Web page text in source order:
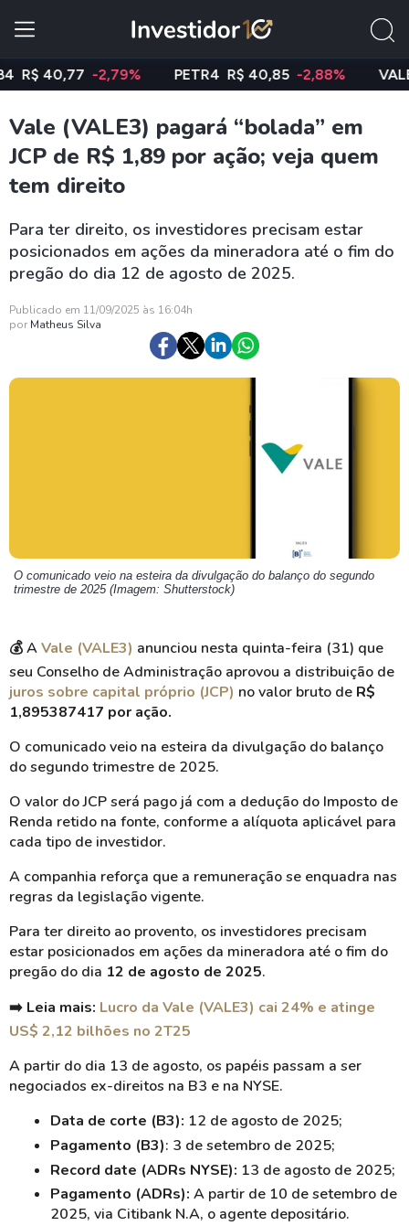
40,77 -2,79% PETR4 R$ 40,85 -2,88% VALE3
Vale (VALE3) pagará “bolada” em
JCP de R$ 1,89 por ação; veja quem
tem direito
Para ter direito, os investidores precisam estar
posicionados em ações da mineradora até o fim do
pregão do dia 12 de agosto de 2025.
Publicado em 11/09/2025 às 16:04h
por Matheus Silva
O comunicado veio na esteira da divulgação do balanço do segundo
trimestre de 2025 (Imagem: Shutterstock)
💰AVale (VALE3) anunciou nesta quinta-feira (31) que
seu Conselho de Administração aprovou a distribuição de
juros sobre capital próprio (JCP) no valor bruto de R$
1,895387417 por ação.
O comunicado veio na esteira da divulgação do balanço
do segundo trimestre de 2025.
O valor do JCP será pago já com a dedução do Imposto de
Renda retido na fonte, conforme a alíquota aplicável para
cada tipo de investidor.
A companhia reforça que a remuneração se enquadra nas
regras da legislação vigente.
Para ter direito ao provento, os investidores precisam
estar posicionados em ações da mineradora até o fim do
pregão do dia 12 de agosto de 2025.
➡️ Leia mais: Lucro da Vale (VALE3) cai 24% e atinge
US$ 2,12 bilhões no 2T25
A partir do dia 13 de agosto, os papéis passam a ser
negociados ex-direitos na B3 e na NYSE.
Data de corte (B3): 12 de agosto de 2025;
Pagamento (B3): 3 de setembro de 2025;
Record date (ADRs NYSE): 13 de agosto de 2025;
Pagamento (ADRs): A partir de 10 de setembro de
2025, via Citibank N.A, o agente depositário.